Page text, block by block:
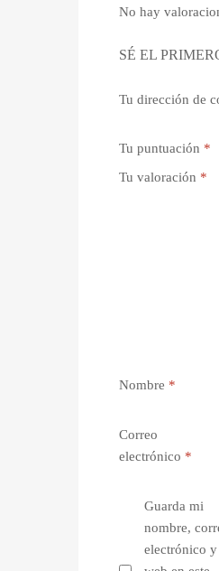
No hay
SÉ EL
Tu dirección de
Tu puntuación *
Tu valoración *
Nombre *
Correo
electrónico *
Guarda mi
nombre,
electrónico y